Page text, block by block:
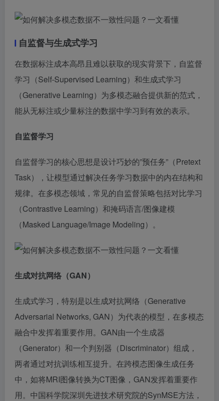
自监督与生成式学习
在数据标注成本高昂且难以获取的现实背景下，自监督
学习（Self-Supervised Learning）和生成式学习
（Generative Learning）为多模态融合提供新的范式，
能从无标注或少量标注的数据中学习到有效的表示。
自监督学习
自监督学习的核心思想是设计巧妙的”预任务”（Pretext
Task），让模型通过解决任务学习数据中的内在结构和
规律。在多模态领域，常见的自监督策略包括对比学习
（Contrastive Learning）和掩码语言/图像建模
（Masked Language/Image Modeling）。
生成对抗网络（GAN）
生成式学习，特别是以生成对抗网络（Generative
Adversarial Networks, GAN）为代表的模型，在多模态
融合中发挥着重要作用。GAN由一个生成器
（Generator）和一个判别器（Discriminator）组成，
两者通过对抗训练相互提升。在跨模态图像生成任务
中，如将MRI图像转换为CT图像，GAN发挥着重要作
用。中国科学院深圳先进技术研究院的SynMSE方法，